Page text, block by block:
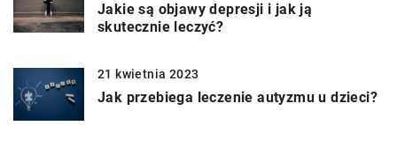
Jakie są objawy depresji i jak ją
skutecznie leczyć?
21 kwietnia 2023
Jak przebiega leczenie autyzmu u dzieci?